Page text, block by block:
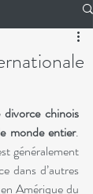
divorce chinois
monde entier.
généralement
dans d’autres
Amérique du